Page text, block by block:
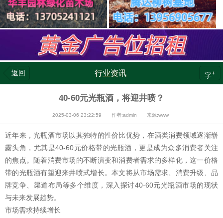
返回 行业资讯 字+
40-60元光瓶酒，将迎井喷？
2025-03-06 23:22:59 作者:admin 来源:www
近年来，光瓶酒市场以其独特的性价比优势，在酒类消费领域逐渐崭
露头角，尤其是40-60元价格带的光瓶酒，更是成为众多消费者关注
的焦点。随着消费市场的不断演变和消费者需求的多样化，这一价格
带的光瓶酒有望迎来井喷式增长。本文将从市场需求、消费升级、品
牌竞争、渠道布局等多个维度，深入探讨40-60元光瓶酒市场的现状
与未来发展趋势。
市场需求持续增长